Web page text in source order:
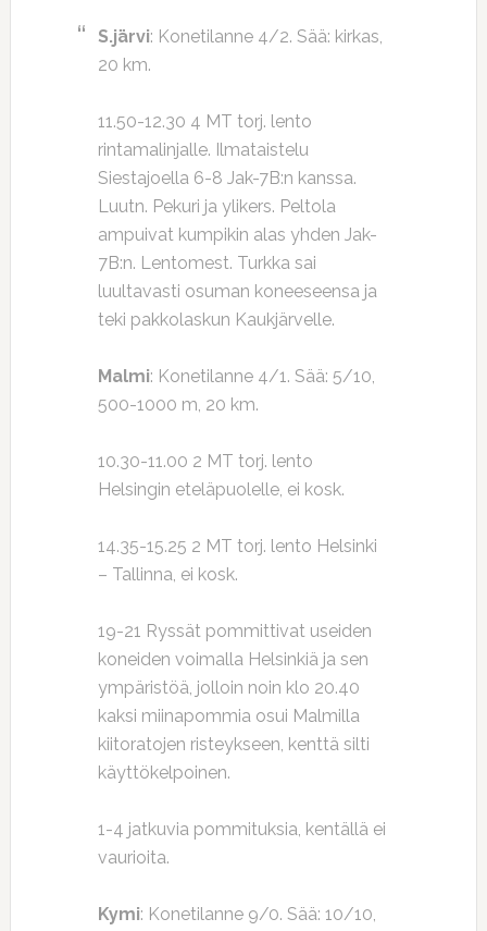
S.järvi: Konetilanne 4/2. Sää: kirkas,
20 km.
11.50-12.30 4 MT torj. lento
rintamalinjalle. Ilmataistelu
Siestajoella 6-8 Jak-7B:n kanssa.
Luutn. Pekuri ja ylikers. Peltola
ampuivat kumpikin alas yhden Jak-
7B:n. Lentomest. Turkka sai
luultavasti osuman koneeseensa ja
teki pakkolaskun Kaukjärvelle.
Malmi: Konetilanne 4/1. Sää: 5/10,
500-1000 m, 20 km.
10.30-11.00 2 MT torj. lento
Helsingin eteläpuolelle, ei kosk.
14.35-15.25 2 MT torj. lento Helsinki
– Tallinna, ei kosk.
19-21 Ryssät pommittivat useiden
koneiden voimalla Helsinkiä ja sen
ympäristöä, jolloin noin klo 20.40
kaksi miinapommia osui Malmilla
kiitoratojen risteykseen, kenttä silti
käyttökelpoinen.
1-4 jatkuvia pommituksia, kentällä ei
vaurioita.
Kymi: Konetilanne 9/0. Sää: 10/10,